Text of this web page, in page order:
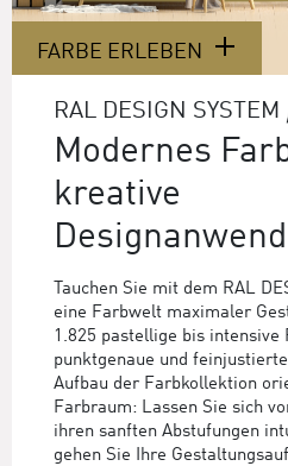
FARBE ERLEBEN
RAL DESIGN SYSTEM
Modernes
kreative
Tauchen Sie mit dem RAL
eine Farbwelt maximaler
1.825 pastellige bis intensive
punktgenaue und
Aufbau der Farbkollektion
Farbraum: Lassen Sie sich
ihren sanften Abstufungen
gehen Sie Ihre